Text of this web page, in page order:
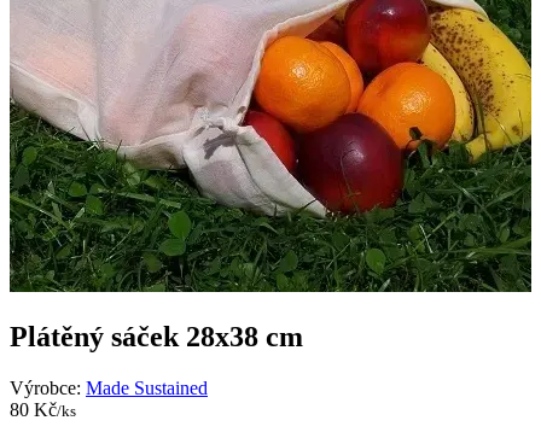
Plátěný sáček 28x38 cm
Výrobce: Made Sustained
80 Kč/ks